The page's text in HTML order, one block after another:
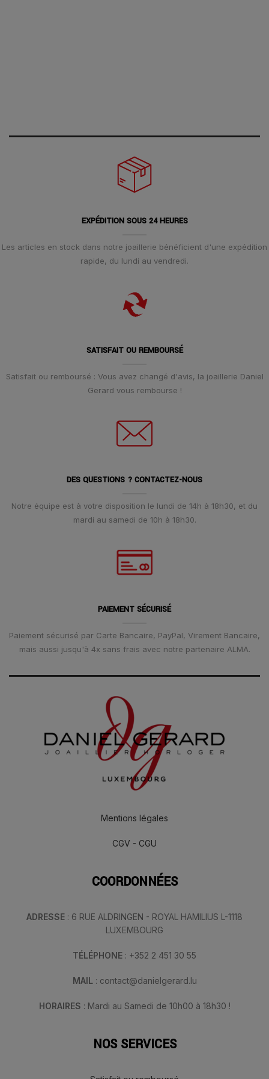
EXPÉDITION SOUS 24 HEURES
Les articles en stock dans notre joaillerie bénéficient d'une expédition
rapide, du lundi au vendredi.
SATISFAIT OU REMBOURSÉ
Satisfait ou remboursé : Vous avez changé d'avis, la joaillerie Daniel
Gerard vous rembourse !
DES QUESTIONS ? CONTACTEZ-NOUS
Notre équipe est à votre disposition le lundi de 14h à 18h30, et du
mardi au samedi de 10h à 18h30.
PAIEMENT SÉCURISÉ
Paiement sécurisé par Carte Bancaire, PayPal, Virement Bancaire,
mais aussi jusqu'à 4x sans frais avec notre partenaire ALMA.
Mentions légales
CGV - CGU
COORDONNÉES
ADRESSE : 6 RUE ALDRINGEN - ROYAL HAMILIUS L-1118
LUXEMBOURG
TÉLÉPHONE : +352 2 451 30 55
MAIL : contact@danielgerard.lu
HORAIRES : Mardi au Samedi de 10h00 à 18h30 !
NOS SERVICES